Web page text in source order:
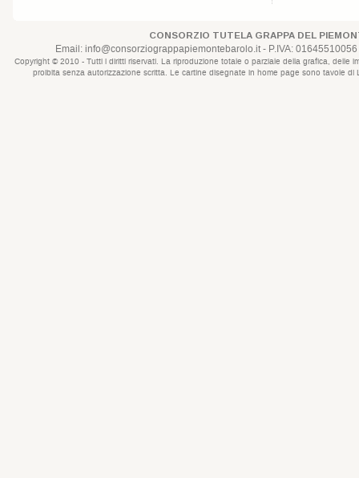
CONSORZIO TUTELA GRAPPA DEL
Email: info@consorziograppapiemontebarolo.it- P.IVA:
Copyright © 2010 - Tutti i diritti riservati. La riproduzione totale o parziale della grafica,
proibita senza autorizzazione scritta. Le cartine disegnate in home page sono tavole